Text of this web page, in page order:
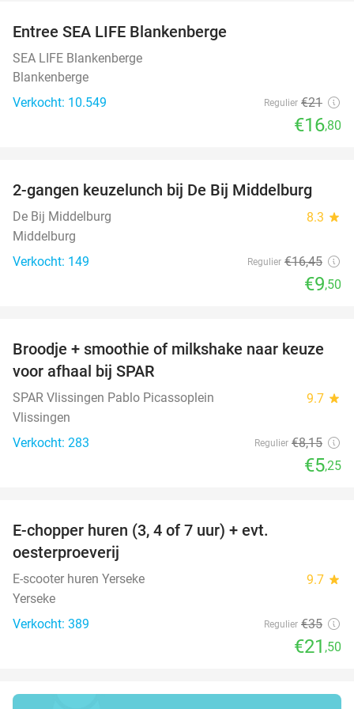
Entree SEA LIFE Blankenberge
SEA LIFE Blankenberge
Blankenberge
Verkocht: 10.549
Regulier €21
€16,80
42%
2-gangen keuzelunch bij De Bij Middelburg
De Bij Middelburg 8.3 star
Middelburg
Verkocht: 149
Regulier €16,45
€9,50
36%
Broodje + smoothie of milkshake naar keuze
voor afhaal bij SPAR
SPAR Vlissingen Pablo Picassoplein 9.7 star
Vlissingen
Verkocht: 283
Regulier €8,15
€5,25
E-chopper huren (3, 4 of 7 uur) + evt.
oesterproeverij
E-scooter huren Yerseke 9.7 star
Yerseke
Verkocht: 389
Regulier €35
€21 ,50